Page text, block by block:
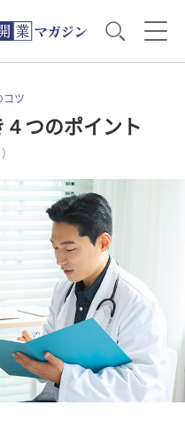
運営・経営のポイント
医療機器・事務機器
セミナー
コツ
つのポイント